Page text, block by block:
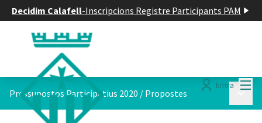
Decidim Calafell-Inscripcions Registre Participants PAM
Entra
Pressupostos Participatius 2020 / Propostes